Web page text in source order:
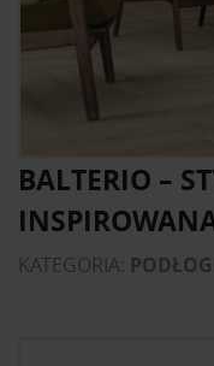
BALTERIO –
KATEGORIA: